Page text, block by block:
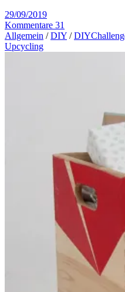
29/09/2019
Kommentare 31
Allgemein /DIY /
Upcycling